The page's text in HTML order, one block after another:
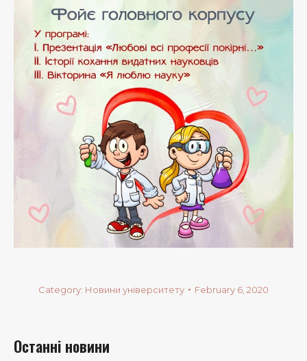
Category: Новини університету February 6, 2020
Останні новини